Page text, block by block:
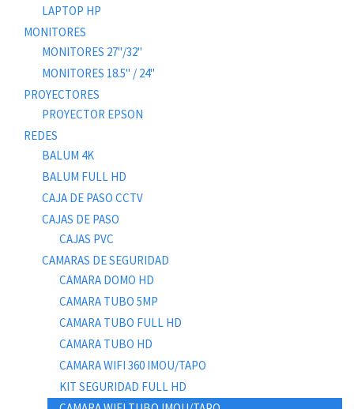
LAPTOP HP
MONITORES
MONITORES 27"/32"
MONITORES 18.5" / 24"
PROYECTORES
PROYECTOR EPSON
REDES
BALUM 4K
BALUM FULL HD
CAJA DE PASO CCTV
CAJAS DE PASO
CAJAS PVC
CAMARAS DE SEGURIDAD
CAMARA DOMO HD
CAMARA TUBO 5MP
CAMARA TUBO FULL HD
CAMARA TUBO HD
CAMARA WIFI 360 IMOU/TAPO
KIT SEGURIDAD FULL HD